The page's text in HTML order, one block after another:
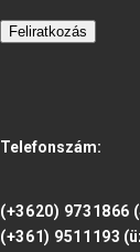
Feliratkozás
Telefonszám:
(+3620) 9731866
(+361) 9511193